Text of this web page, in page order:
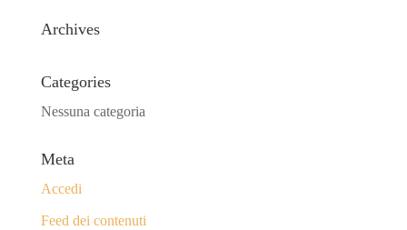
Archives
Categories
Nessuna categoria
Meta
Accedi
Feed dei contenuti